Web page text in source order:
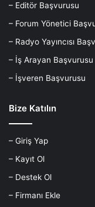
– Editör Başvurusu
– Forum Yönetici
– Radyo Yayıncısı
– İş Arayan Başvurusu
– İşveren Başvurusu
Bize Katılın
– Giriş Yap
– Kayıt Ol
– Destek Ol
– Firmanı Ekle